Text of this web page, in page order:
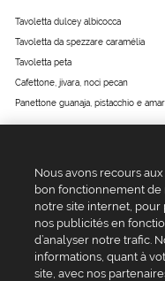
Tavoletta dulcey albicocca
Tavoletta da spezzare caramélia
Tavoletta peta
Cafettone, jivara, noci pecan
Panettone guanaja, pistacchio e
Tematica
Natale Pasqua
Gelato SkandiTime
Nous avons recours
bon fonctionnement
notre site internet,
nos publicités en
d’analyser notre trafic.
informations, quant à
site, avec nos